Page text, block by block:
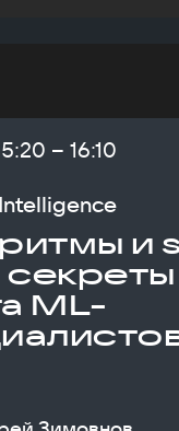
– Конец:
16:10
и
секреты
ML-